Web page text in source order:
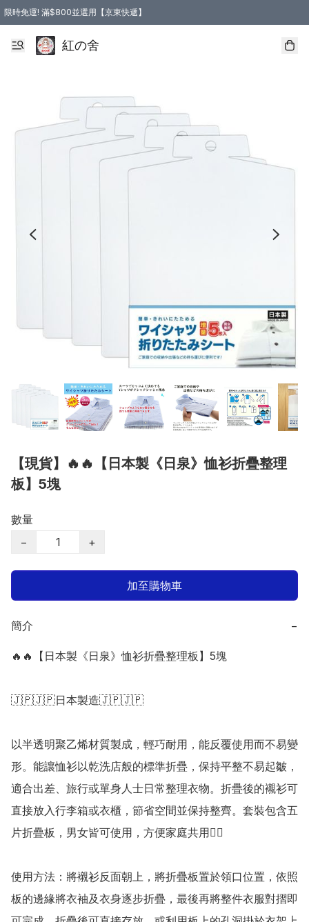
限時免運! 滿$800並選用【京東快遞】
紅の舍
【現貨】🔥🔥【日本製《日泉》恤衫折疊整理
板】5塊
數量
−
+
加至購物車
簡介 −
🔥🔥【日本製《日泉》恤衫折疊整理板】5塊
🇯🇵🇯🇵日本製造🇯🇵🇯🇵
以半透明聚乙烯材質製成，輕巧耐用，能反覆使用而不易變
形。能讓恤衫以乾洗店般的標準折疊，保持平整不易起皺，
適合出差、旅行或單身人士日常整理衣物。折疊後的襯衫可
直接放入行李箱或衣櫃，節省空間並保持整齊。套裝包含五
片折疊板，男女皆可使用，方便家庭共用👍🏻
使用方法：將襯衫反面朝上，將折疊板置於領口位置，依照
板的邊緣將衣袖及衣身逐步折疊，最後再將整件衣服對摺即